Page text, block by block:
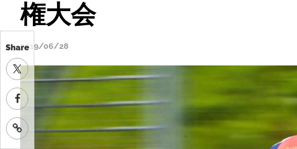
Share
権大会
2019/06/28